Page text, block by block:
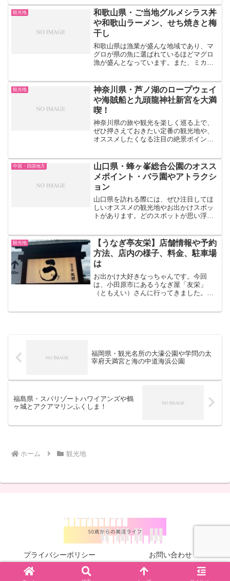
思って1番にそこを選びました。土曜日で
お天気よく、爽やかな日...
観光地
和歌山県・ご当地グルメシラス丼
や和歌山ラーメン、せち焼きと梅
干し
和歌山県は漁業が盛んな地域であり、マ
グロが県の魚に選ばれているほどマグロ
漁が盛んとなっています。また、ミカン
地帯が多いことから農業や漁業が盛んな
地域となっています。今回...
観光地
神奈川県・芦ノ湖のロープウェイ
や海賊船と九頭龍神社新宮を大満
喫！
神奈川県の旅や観光を楽しく巡る上で、
ぜひ押さえておきたい定番の観光地や、
オススメしたくなる注目の絶景ポイント
られる箱根や、そのすぐそばに広がる芦
ノ湖、定番のお出かけスポ...
中国・四国地方
山口県・蜂ヶ峯総合公園のオスス
メポイント・バラ園やアトラクシ
ョン
山口県を訪れる際には、ぜひ注目してほ
しいオススメの観光地やお出かけスポッ
トがあります。どのスポットが思い浮か
ワーランドなどの美しい植物が楽しめる
場所があります。また、と...
観光地
【うなぎ亭友栄】店舗情報や予約
方法、店内の様子、料金、駐車場
は
お出かけ大好きなっちゃんです。今回
は、小田原市にあるうなぎ屋「友栄」
（ともえい）さんに行ってきました。小
福岡県・観光名所の大濠公園や学問の太
宰府天満宮と海の中道海浜公園
福島県・スパリゾートハワイアンズや鶴
ヶ城とアクアマリンふくしま！
ホーム 観光地
プライバシーポリシー お問い合わせ